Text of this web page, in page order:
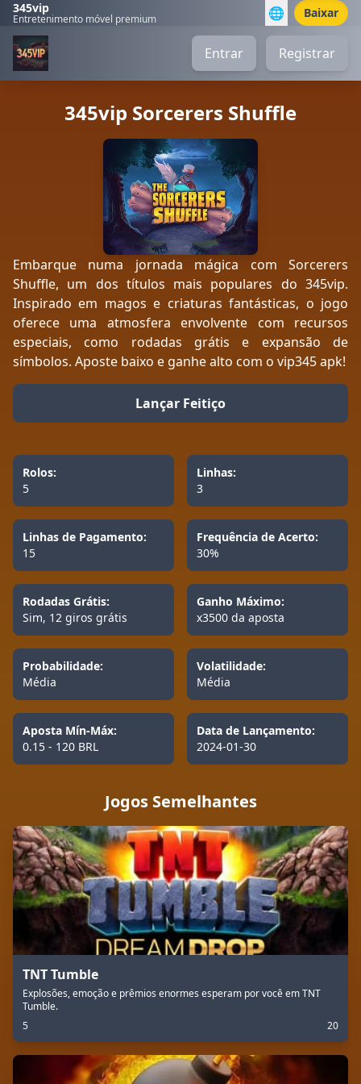
345vip
Entretenimento móvel premium 🌐 Baixar
Entrar Registrar
345vip Sorcerers Shuffle
Embarque numa jornada mágica com Sorcerers
Shuffle, um dos títulos mais populares do 345vip.
Inspirado em magos e criaturas fantásticas, o jogo
oferece uma atmosfera envolvente com recursos
especiais, como rodadas grátis e expansão de
símbolos. Aposte baixo e ganhe alto com o vip345 apk!
Lançar Feitiço
Rolos:
5
Linhas:
3
Linhas de Pagamento:
15
Frequência de Acerto:
30%
Rodadas Grátis:
Sim, 12 giros grátis
Ganho Máximo:
x3500 da aposta
Probabilidade:
Média
Volatilidade:
Média
Aposta Mín-Máx:
0.15 - 120 BRL
Data de Lançamento:
2024-01-30
Jogos Semelhantes
TNT Tumble
Explosões, emoção e prêmios enormes esperam por você em TNT
Tumble.
5
20